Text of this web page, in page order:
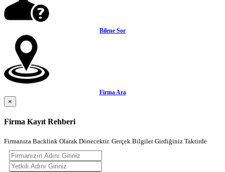
Bilene Sor
Firma Ara
×
Firma Kayıt Rehberi
Firmanıza Backlink Olarak Dönecektir. Gerçek Bilgiler Girdiğiniz Taktirde